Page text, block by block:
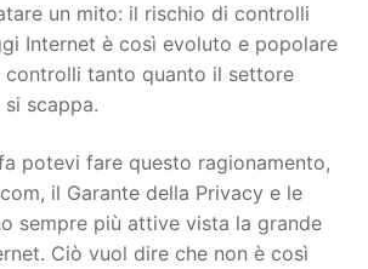
un mito: il rischio di controlli
Internet è così evoluto e popolare
controlli tanto quanto il settore
scappa.
potevi fare questo ragionamento,
il Garante della Privacy e le
sempre più attive vista la grande
Ciò vuol dire che non è così